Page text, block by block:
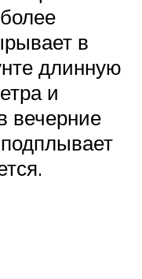
в
длинную
и
вечерние